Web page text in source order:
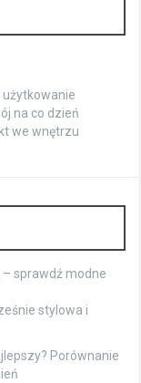
użytkowanie
na co dzień
we wnętrzu
sprawdź modne
stylowa i
Porównanie